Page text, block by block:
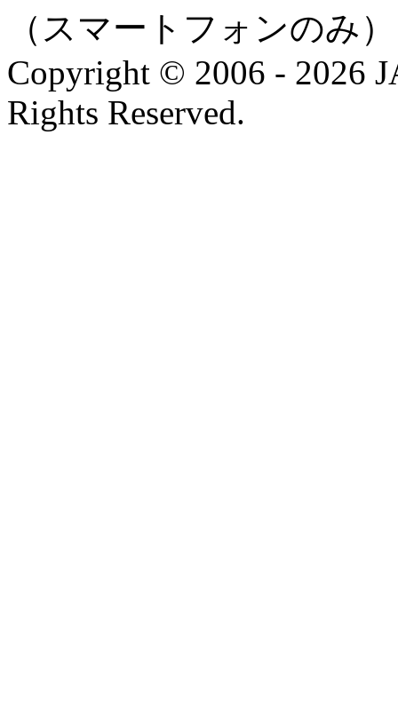
（スマートフォンのみ）
Copyright © 2006 - 2026
Rights Reserved.